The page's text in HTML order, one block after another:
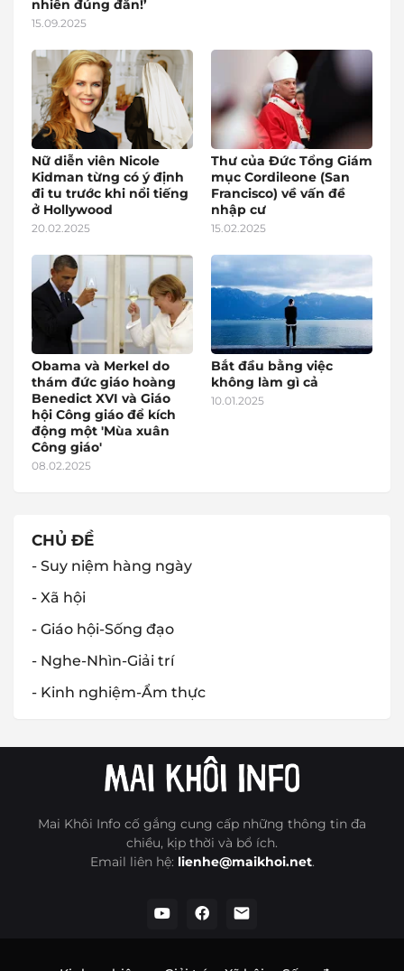
nhiên đúng đắn!’
15.09.2025
Nữ diễn viên Nicole
Kidman từng có ý định
đi tu trước khi nổi tiếng
ở Hollywood
20.02.2025
Thư của Đức Tổng Giám
mục Cordileone (San
Francisco) về vấn đề
nhập cư
15.02.2025
Obama và Merkel do
thám đức giáo hoàng
Benedict XVI và Giáo
hội Công giáo để kích
động một 'Mùa xuân
Công giáo'
08.02.2025
Bắt đầu bằng việc
không làm gì cả
10.01.2025
CHỦ ĐỀ
- Suy niệm hàng ngày
- Xã hội
- Giáo hội-Sống đạo
- Nghe-Nhìn-Giải trí
- Kinh nghiệm-Ẩm thực
Mai Khôi Info cố gắng cung cấp những thông tin đa
chiều, kịp thời và bổ ích.
Email liên hệ: lienhe@maikhoi.net.